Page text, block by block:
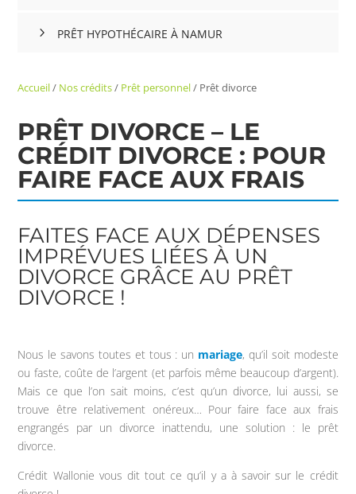
PRÊT HYPOTHÉCAIRE À NAMUR
Accueil/ Nos crédits/ Prêt personnel/ Prêt divorce
PRÊT DIVORCE – LE
CRÉDIT DIVORCE : POUR
FAIRE FACE AUX FRAIS
FAITES FACE AUX DÉPENSES
IMPRÉVUES LIÉES À UN
DIVORCE GRÂCE AU PRÊT
DIVORCE !
Nous le savons toutes et tous : un mariage, qu’il soit modeste
ou faste, coûte de l’argent (et parfois même beaucoup d’argent).
Mais ce que l’on sait moins, c’est qu’un divorce, lui aussi, se
trouve être relativement onéreux… Pour faire face aux frais
engrangés par un divorce inattendu, une solution : le prêt
divorce.
Crédit Wallonie vous dit tout ce qu’il y a à savoir sur le crédit